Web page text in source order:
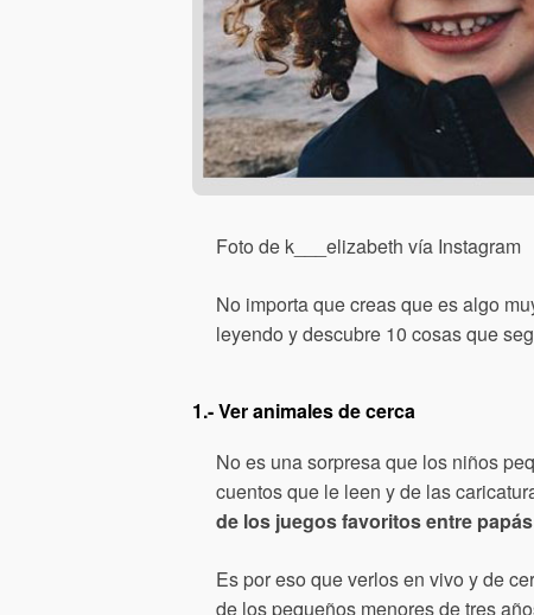
Foto de k___elizabeth vía Instagram
No importa que creas que es algo
leyendo y descubre 10 cosas que
1.- Ver animales de cerca
No es una sorpresa que los niños
cuentos que le leen y de las
de los juegos favoritos entre
Es por eso que verlos en vivo y de
de los pequeños menores de tres